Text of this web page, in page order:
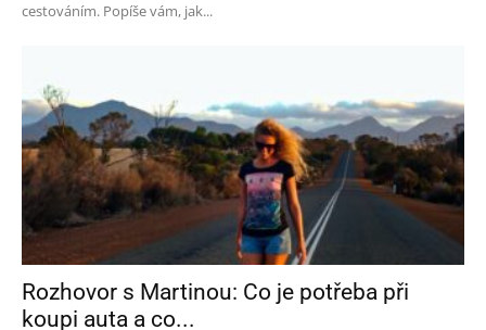
cestováním. Popíše vám, jak...
Rozhovor s Martinou: Co je potřeba při
koupi auta a co...